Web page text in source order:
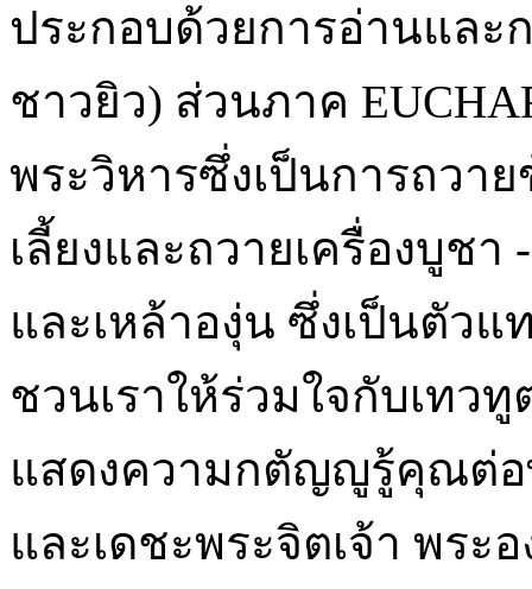
ประกอบด้วยการอ่านและ
ชาวยิว) ส่วนภาค
พระวิหารซึ่งเป็นการถวา
เลี้ยงและถวายเครื่องบูช
และเหล้าองุ่น ซึ่งเป็นตัว
ชวนเราให้ร่วมใจกับเทว
แสดงความกตัญญูรู้คุณต่อ
และเดชะพระจิตเจ้า พร